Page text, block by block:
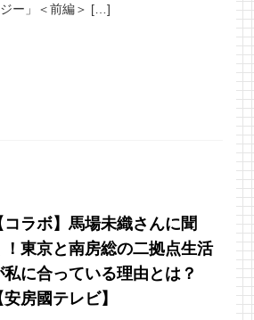
ー」＜前編＞ […]
コラボ】馬場未織さんに聞
！東京と南房総の二拠点生活
私に合っている理由とは？
安房國テレビ】